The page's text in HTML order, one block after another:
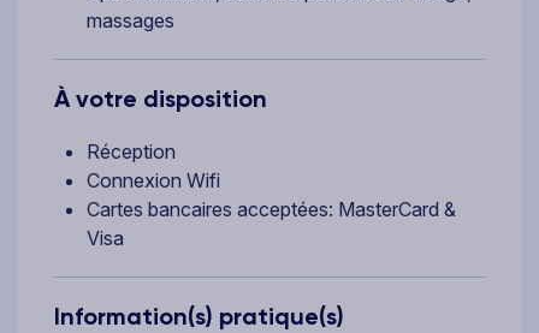
massages
À votre disposition
Réception
Connexion Wifi
Cartes bancaires acceptées: MasterCard &
Visa
Information(s) pratique(s)